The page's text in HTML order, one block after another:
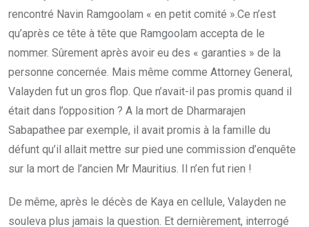
rencontré Navin Ramgoolam « en petit comité ».Ce n’est
qu’après ce tête à tête que Ramgoolam accepta de le
nommer. Sûrement après avoir eu des « garanties » de la
personne concernée. Mais même comme Attorney General,
Valayden fut un gros flop. Que n’avait-il pas promis quand il
était dans l’opposition ? A la mort de Dharmarajen
Sabapathee par exemple, il avait promis à la famille du
défunt qu’il allait mettre sur pied une commission d’enquête
sur la mort de l’ancien Mr Mauritius. Il n’en fut rien !
De même, après le décès de Kaya en cellule, Valayden ne
souleva plus jamais la question. Et dernièrement, interrogé